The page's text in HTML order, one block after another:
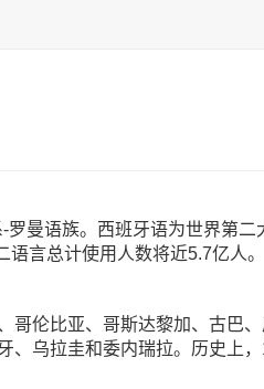
曼语族。西班牙语为世界第
言总计使用人数将近5.7亿人。
伦比亚、哥斯达黎加、古巴
乌拉圭和委内瑞拉。历史上